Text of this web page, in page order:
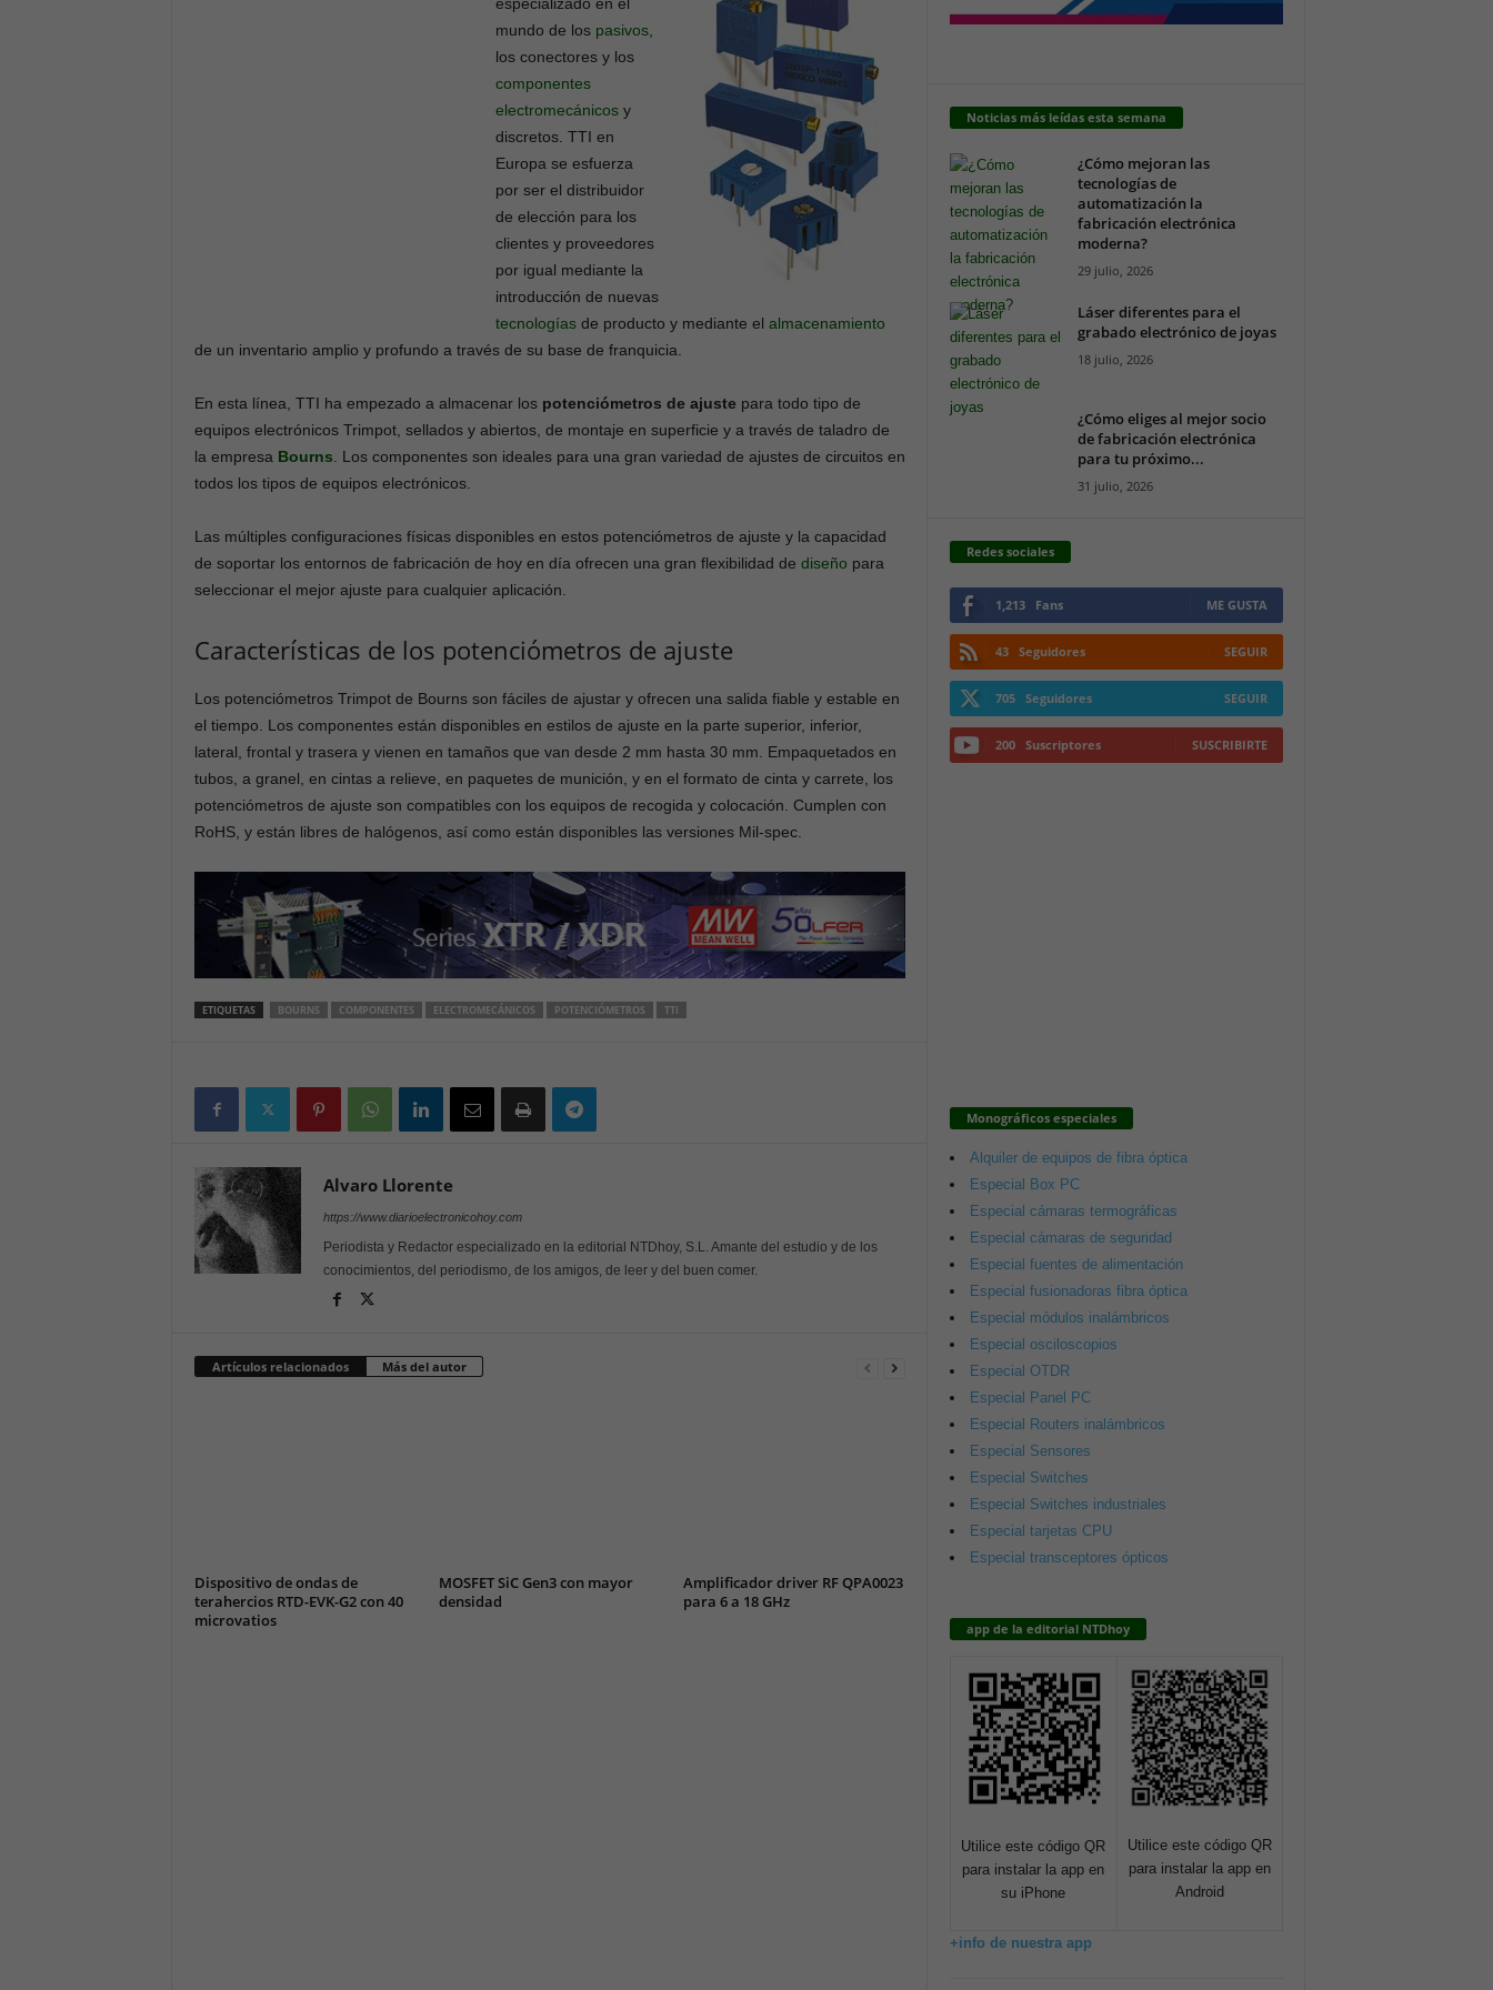
mundo de los pasivos
los conectores y los
componentes
electromecánicos y
discretos. TTI en
Europa se esfuerza
por ser el distribuidor
de elección para los
clientes y proveedores
por igual mediante la
introducción de nuevas
tecnologías de producto y mediante el almacenamiento
de un inventario amplio y profundo a través de su base de franquicia.
En esta línea, TTI ha empezado a almacenar los potenciómetros de ajuste para todo tipo de
equipos electrónicos Trimpot, sellados y abiertos, de montaje en superficie y a través de taladro de
la empresa Bourns . Los componentes son ideales para una gran variedad de ajustes de circuitos en
todos los tipos de equipos electrónicos.
Las múltiples configuraciones físicas disponibles en estos potenciómetros de ajuste y la capacidad
de soportar los entornos de fabricación de hoy en día ofrecen una gran flexibilidad de diseño para
seleccionar el mejor ajuste para cualquier aplicación.
Características de los potenciómetros de ajuste
Los potenciómetros Trimpot de Bourns son fáciles de ajustar y ofrecen una salida fiable y estable en
el tiempo. Los componentes están disponibles en estilos de ajuste en la parte superior, inferior,
lateral, frontal y trasera y vienen en tamaños que van desde 2 mm hasta 30 mm. Empaquetados en
tubos, a granel, en cintas a relieve, en paquetes de munición, y en el formato de cinta y carrete, los
potenciómetros de ajuste son compatibles con los equipos de recogida y colocación. Cumplen con
RoHS, y están libres de halógenos, así como están disponibles las versiones Mil-spec.
ETIQUETAS BOURNS COMPONENTES ELECTROMECÁNICOS POTENCIÓMETROS TTI
Alvaro Llorente
https://www.diarioelectronicohoy.com
Periodista y Redactor especializado en la editorial NTDhoy, S.L. Amante del estudio y de los
conocimientos, del periodismo, de los amigos, de leer y del buen comer.
Artículos relacionados Más del autor
Dispositivo de ondas de
terahercios RTD-EVK-G2 con 40
microvatios
MOSFET SiC Gen3 con mayor
densidad
Amplificador driver RF QPA0023
para 6 a 18 GHz
Noticias más leídas esta semana
¿Cómo mejoran las
tecnologías de
automatización la
fabricación electrónica
moderna?
29 julio, 2026
Láser diferentes para el
grabado electrónico de joyas
18 julio, 2026
¿Cómo eliges al mejor socio
de fabricación electrónica
para tu próximo...
31 julio, 2026
Redes sociales
1,213 Fans ME GUSTA
43 Seguidores SEGUIR
705 Seguidores SEGUIR
200 Suscriptores SUSCRIBIRTE
Monográficos especiales
Alquiler de equipos de fibra óptica
Especial Box PC
Especial cámaras termográficas
Especial cámaras de seguridad
Especial fuentes de alimentación
Especial fusionadoras fibra óptica
Especial módulos inalámbricos
Especial osciloscopios
Especial OTDR
Especial Panel PC
Especial Routers inalámbricos
Especial Sensores
Especial Switches
Especial Switches industriales
Especial tarjetas CPU
Especial transceptores ópticos
app de la editorial NTDhoy
Utilice este código QR
para instalar la app en
su iPhone
Utilice este código QR
para instalar la app en
Android
+info de nuestra app